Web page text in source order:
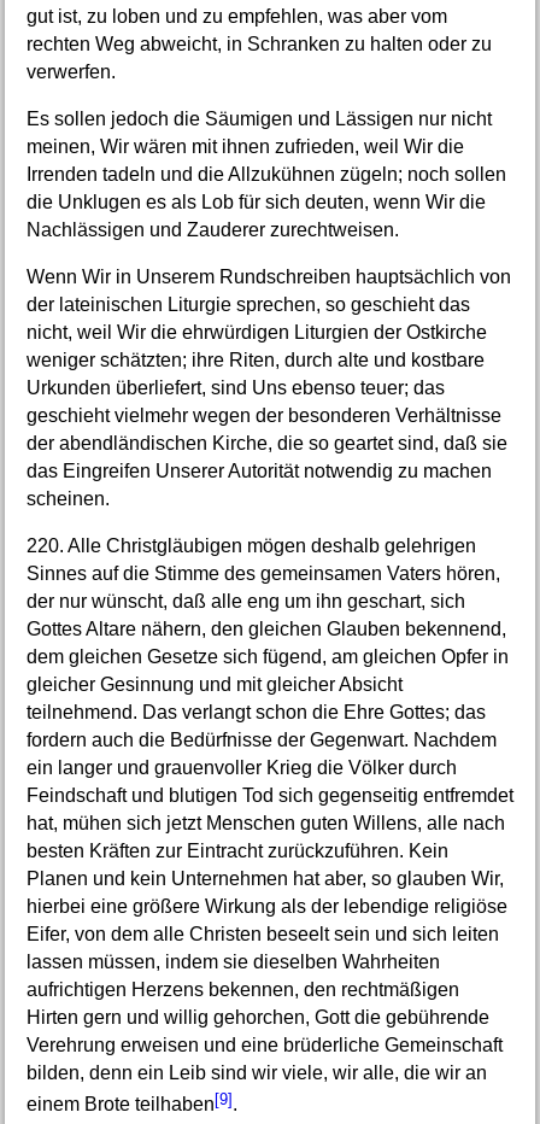
gut ist, zu loben und zu empfehlen, was aber vom
rechten Weg abweicht, in Schranken zu halten oder zu
verwerfen.
Es sollen jedoch die Säumigen und Lässigen nur nicht
meinen, Wir wären mit ihnen zufrieden, weil Wir die
Irrenden tadeln und die Allzukühnen zügeln; noch sollen
die Unklugen es als Lob für sich deuten, wenn Wir die
Nachlässigen und Zauderer zurechtweisen.
Wenn Wir in Unserem Rundschreiben hauptsächlich von
der lateinischen Liturgie sprechen, so geschieht das
nicht, weil Wir die ehrwürdigen Liturgien der Ostkirche
weniger schätzten; ihre Riten, durch alte und kostbare
Urkunden überliefert, sind Uns ebenso teuer; das
geschieht vielmehr wegen der besonderen Verhältnisse
der abendländischen Kirche, die so geartet sind, daß sie
das Eingreifen Unserer Autorität notwendig zu machen
scheinen.
220. Alle Christgläubigen mögen deshalb gelehrigen
Sinnes auf die Stimme des gemeinsamen Vaters hören,
der nur wünscht, daß alle eng um ihn geschart, sich
Gottes Altare nähern, den gleichen Glauben bekennend,
dem gleichen Gesetze sich fügend, am gleichen Opfer in
gleicher Gesinnung und mit gleicher Absicht
teilnehmend. Das verlangt schon die Ehre Gottes; das
fordern auch die Bedürfnisse der Gegenwart. Nachdem
ein langer und grauenvoller Krieg die Völker durch
Feindschaft und blutigen Tod sich gegenseitig entfremdet
hat, mühen sich jetzt Menschen guten Willens, alle nach
besten Kräften zur Eintracht zurückzuführen. Kein
Planen und kein Unternehmen hat aber, so glauben Wir,
hierbei eine größere Wirkung als der lebendige religiöse
Eifer, von dem alle Christen beseelt sein und sich leiten
lassen müssen, indem sie dieselben Wahrheiten
aufrichtigen Herzens bekennen, den rechtmäßigen
Hirten gern und willig gehorchen, Gott die gebührende
Verehrung erweisen und eine brüderliche Gemeinschaft
bilden, denn ein Leib sind wir viele, wir alle, die wir an
einem Brote teilhaben[9].